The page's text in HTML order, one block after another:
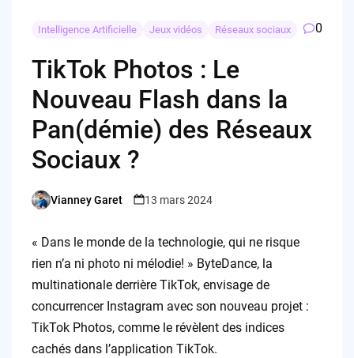
Intelligence Artificielle Jeux vidéos Réseaux sociaux 0
TikTok Photos : Le
Nouveau Flash dans la
Pan(démie) des Réseaux
Sociaux ?
Posted
Vianney Garet 13 mars 2024
« Dans le monde de la technologie, qui ne risque
rien n’a ni photo ni mélodie! » ByteDance, la
multinationale derrière TikTok, envisage de
concurrencer Instagram avec son nouveau projet :
TikTok Photos, comme le révèlent des indices
cachés dans l’application TikTok.